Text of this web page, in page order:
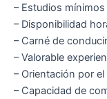
– Estudios
– Disponibilidad
– Carné de
– Valorable
– Orientación por
– Capacidad de